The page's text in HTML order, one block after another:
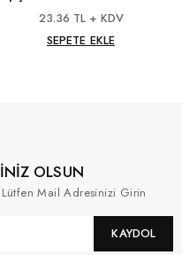
23.36 TL + KDV
SEPETE EKLE
OLSUN
Lütfen Mail Adresinizi Girin
KAYDOL